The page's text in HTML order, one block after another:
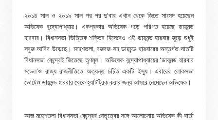
২০১৪ সাল ও ২০১৯ সাল পর পর দু’বার এখান থেকে জিতে সাংসদ হয়েছেন
অভিষেক বন্দ্যোপাধ্যায়। একপ্রকার অভিষেক গড়ে পরিণত হয়েছে ডায়মন্ড
হারবার। বিধানসভা ভিত্তিক শক্তির হিসেবেও এই ডায়মন্ড হারবার জুড়ে শুধুই
সবুজ আবির উড়েছে। মহেশতলা, বজবজ-সহ ডায়মন্ড হারবারের অন্তর্গত সাতটি
বিধানসভা কেন্দ্রেই জিতেছে তৃণমূল। অভিষেক বন্দ্যোপাধ্যায়ের ‘ডায়মন্ড হারবার
মডেল’ও রাজ্য রাজনীতিতে অত্যন্ত চর্চিত একটি ইস্যু। এবারের লোকসভা
ভোটেও ডায়মন্ড হারবার থেকে হ্যাটট্রিক করার জন্য আসরে নেমেছেন অভিষেক।
আজ মহেশতলা বিধানসভা কেন্দ্রের নেতৃত্বের সঙ্গে আলোচনায় অভিষেক কী বার্তা